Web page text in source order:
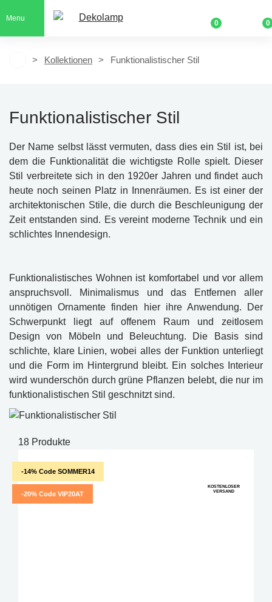
Menu
0 0
Kollektionen Funktionalistischer Stil
Funktionalistischer Stil
Der Name selbst lässt vermuten, dass dies ein Stil ist, bei
dem die Funktionalität die wichtigste Rolle spielt. Dieser
Stil verbreitete sich in den 1920er Jahren und findet auch
heute noch seinen Platz in Innenräumen. Es ist einer der
architektonischen Stile, die durch die Beschleunigung der
Zeit entstanden sind. Es vereint moderne Technik und ein
schlichtes Innendesign.
Funktionalistisches Wohnen ist komfortabel und vor allem
anspruchsvoll. Minimalismus und das Entfernen aller
unnötigen Ornamente finden hier ihre Anwendung. Der
Schwerpunkt liegt auf offenem Raum und zeitlosem
Design von Möbeln und Beleuchtung. Die Basis sind
schlichte, klare Linien, wobei alles der Funktion unterliegt
und die Form im Hintergrund bleibt. Ein solches Interieur
wird wunderschön durch grüne Pflanzen belebt, die nur im
funktionalistischen Stil geschnitzt sind.
18 Produkte
-14% Code SOMMER14
-20% Code VIP20AT
KOSTENLOSER
VERSAND